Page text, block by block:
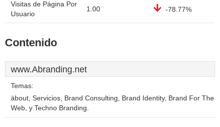
Visitas de Página Por
Usuario
1.00 -78.77%
Contenido
www.Abranding.net
Temas:
äbout, Servicios, Brand Consulting, Brand Identity, Brand For The
Web, y Techno Branding.